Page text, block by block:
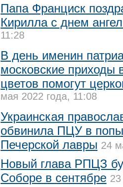
Папа Франциск
Кирилла с днем
11:28
В день именин
московские приходы
цветов помогут
мая 2022 года, 11:08
Украинская
обвинила ПЦУ в
Печерской лавры 24
Новый глава РПЦЗ
Соборе в сентябре